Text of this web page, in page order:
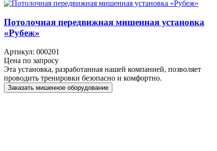
Потолочная передвижная мишенная установка
«Рубеж»
Артикул: 000201
Цена по запросу
Эта установка, разработанная нашей компанией, позволяет
проводить тренировки безопасно и комфортно.
Заказать мишенное оборудование